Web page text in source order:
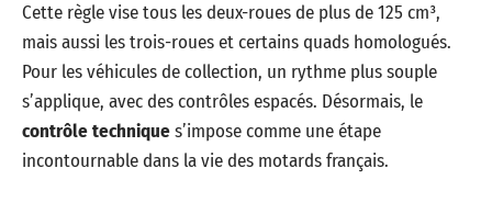
Cette règle vise tous les deux-roues de plus de 125 cm³,
mais aussi les trois-roues et certains quads homologués.
Pour les véhicules de collection, un rythme plus souple
s’applique, avec des contrôles espacés. Désormais, le
contrôle techniques’impose comme une étape
incontournable dans la vie des motards français.